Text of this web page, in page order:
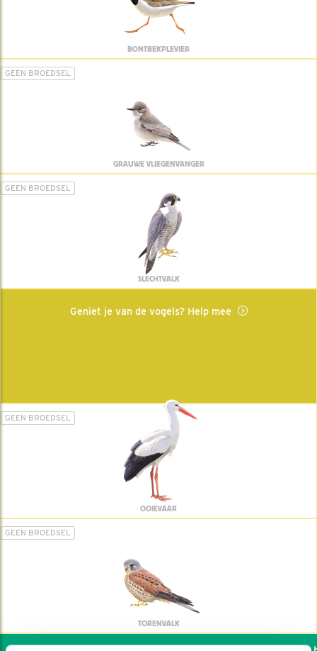
BONTBEKPLEVIER
GEEN BROEDSEL
GRAUWE VLIEGENVANGER
GEEN BROEDSEL
SLECHTVALK
Geniet je van de vogels? Help mee
GEEN BROEDSEL
OOIEVAAR
GEEN BROEDSEL
TORENVALK